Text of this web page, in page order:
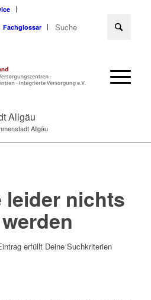
Fachglossar
Allgäu
Allgäu
leider nichts
erfüllt Deine Suchkriterien